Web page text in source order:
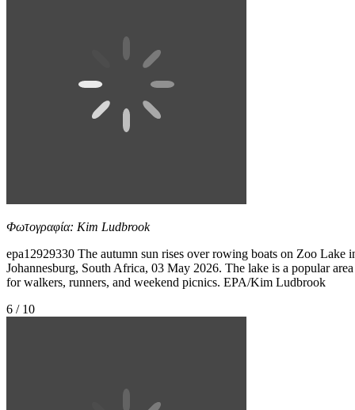
Φωτογραφία: Kim Ludbrook
epa12929330 The autumn sun rises over rowing boats on Zoo Lake
Johannesburg, South Africa, 03 May 2026. The lake is a popular area
for walkers, runners, and weekend picnics. EPA/Kim Ludbrook
6 / 10